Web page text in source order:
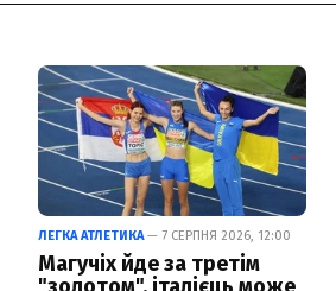
ЛЕГКА АТЛЕТИКА— 7 СЕРПНЯ 2026, 12:00
Магучіх йде за третім